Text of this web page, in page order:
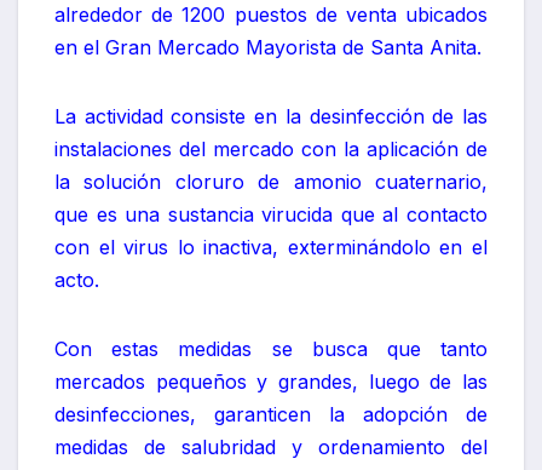
alrededor de 1200 puestos de venta ubicados
en el Gran Mercado Mayorista de Santa Anita.
La actividad consiste en la desinfección de las
instalaciones del mercado con la aplicación de
la solución cloruro de amonio cuaternario,
que es una sustancia virucida que al contacto
con el virus lo inactiva, exterminándolo en el
acto.
Con estas medidas se busca que tanto
mercados pequeños y grandes, luego de las
desinfecciones, garanticen la adopción de
medidas de salubridad y ordenamiento del